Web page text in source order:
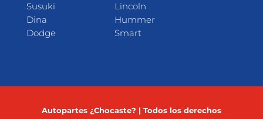
Susuki
Dina
Dodge
Lincoln
Hummer
Smart
Autopartes ¿Chocaste? | Todos los derechos